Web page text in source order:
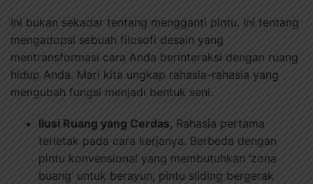
Ini bukan sekadar tentang mengganti pintu. Ini tentang
mengadopsi sebuah filosofi desain yang
mentransformasi cara Anda berinteraksi dengan ruang
hidup Anda. Mari kita ungkap rahasia-rahasia yang
mengubah fungsi menjadi bentuk seni.
Ilusi Ruang yang Cerdas, Rahasia pertama
terletak pada cara kerjanya. Berbeda dengan
pintu konvensional yang membutuhkan ‘zona
buang’ untuk berayun, pintu sliding bergerak